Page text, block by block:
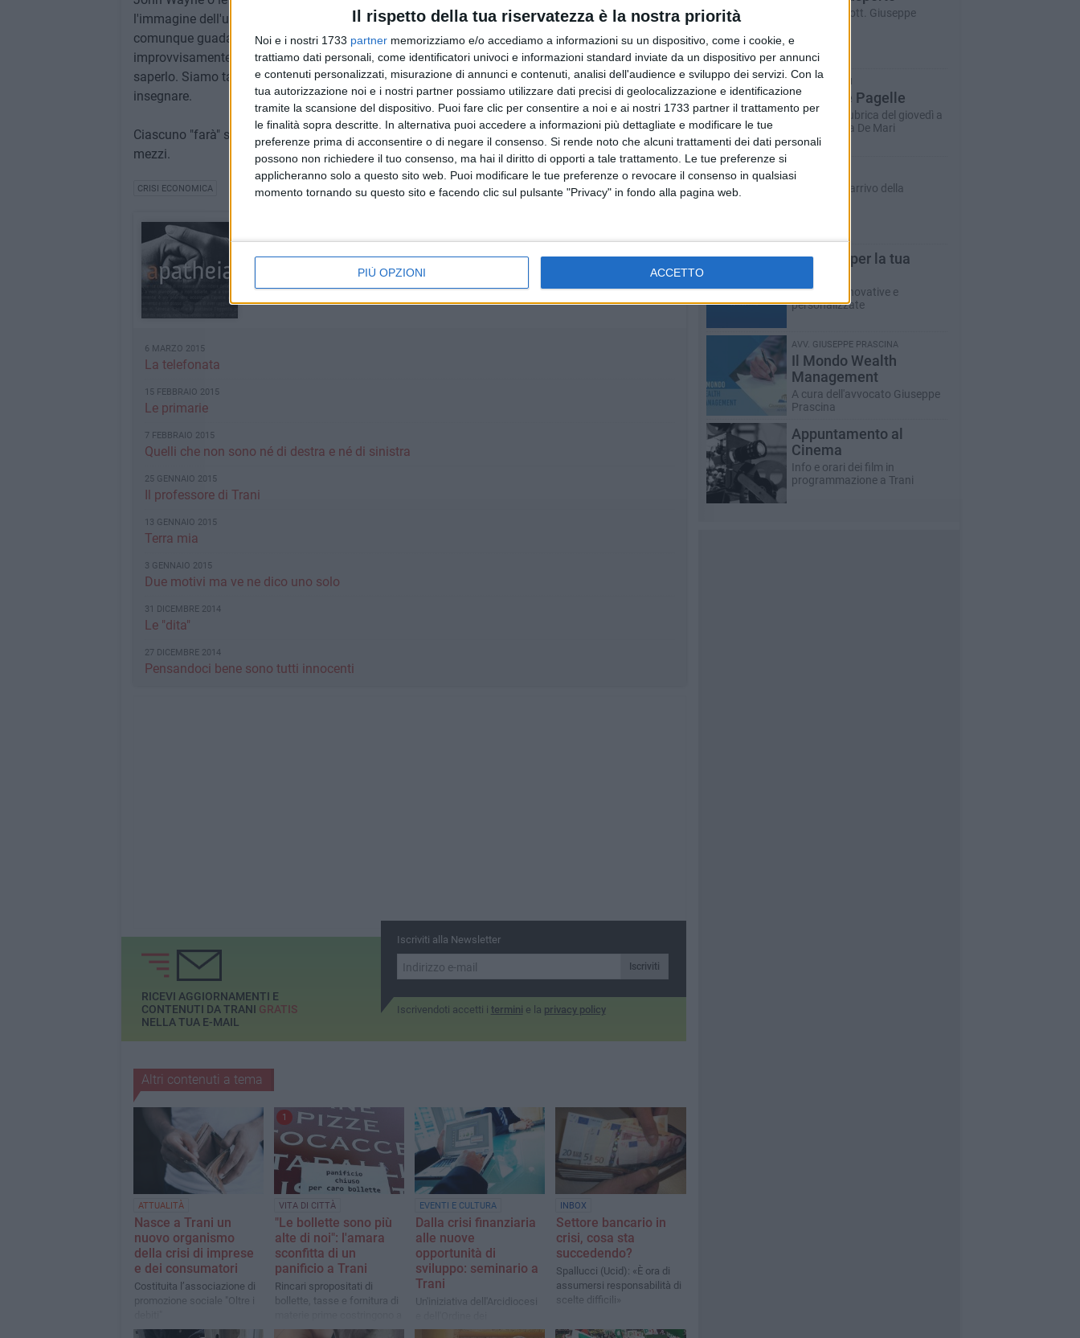
Il rispetto della tua riservatezza è la nostra priorità
Noi e i nostri 1733 partner memorizziamo e/o accediamo a informazioni su un dispositivo, come i cookie, e
trattiamo dati personali, come identificatori univoci e informazioni standard inviate da un dispositivo per annunci
e contenuti personalizzati, misurazione di annunci e contenuti, analisi dell'audience e sviluppo dei servizi. Con la
tua autorizzazione noi e i nostri partner possiamo utilizzare dati precisi di geolocalizzazione e identificazione
tramite la scansione del dispositivo. Puoi fare clic per consentire a noi e ai nostri 1733 partner il trattamento per
le finalità sopra descritte. In alternativa puoi accedere a informazioni più dettagliate e modificare le tue
preferenze prima di acconsentire o di negare il consenso. Si rende noto che alcuni trattamenti dei dati personali
possono non richiedere il tuo consenso, ma hai il diritto di opporti a tale trattamento. Le tue preferenze si
applicheranno solo a questo sito web. Puoi modificare le tue preferenze o revocare il consenso in qualsiasi
momento tornando su questo sito e facendo clic sul pulsante "Privacy" in fondo alla pagina web.
PIÙ OPZIONI ACCETTO
l'immagine dell'uomo morente di tumore sulle sigarette non conviene perché le sigarette fanno
comunque guadagnare tanto ed è meglio tassarle per guadagnare di più, tanto qualcuno muore
improvvisamente senza gravare sulla spesa sanitaria e senza sperpero di denaro pubblico. Senza
saperlo. Siamo tanti, troppi sulla terra e conviene tassare più che educare, punire più che
insegnare.
Ciascuno "farà" secondo le proprie capacità, mentre a ciascuno "bisognerà dirgli" secondo i propri
mezzi.
CRISI ECONOMICA
La rubrica di Rino Negrogno
6 MARZO 2015
La telefonata
15 FEBBRAIO 2015
Le primarie
7 FEBBRAIO 2015
Quelli che non sono né di destra e né di sinistra
25 GENNAIO 2015
Il professore di Trani
13 GENNAIO 2015
Terra mia
3 GENNAIO 2015
Due motivi ma ve ne dico uno solo
31 DICEMBRE 2014
Le "dita"
27 DICEMBRE 2014
Pensandoci bene sono tutti innocenti
Iscriviti alla Newsletter
Iscriviti
Iscrivendoti accetti i termini e la privacy policy
RICEVI AGGIORNAMENTI E
CONTENUTI DA TRANI GRATIS
NELLA TUA E-MAIL
Altri contenuti a tema
ATTUALITÀ
Nasce a Trani un
nuovo organismo
della crisi di imprese
e dei consumatori
Costituita l’associazione di
promozione sociale "Oltre i
1
VITA DI CITTÀ
"Le bollette sono più
alte di noi": l'amara
sconfitta di un
panificio a Trani
Rincari spropositati di
bollette, tasse e fornitura di
abbassare la saracinesca
EVENTI E CULTURA
Dalla crisi finanziaria
alle nuove
opportunità di
sviluppo: seminario a
Trani
Un'iniziativa dell'Arcidiocesi
commercialisti
INBOX
Settore bancario in
crisi, cosa sta
succedendo?
Spallucci (Ucid): «È ora di
assumersi responsabilità di
scelte difficili»
A cura del dott. Giuseppe
LUCIA DE MARI
Le Nuove Pagelle
La storica rubrica del giovedì a
cura di Lucia De Mari
Inbox
La posta in arrivo della
T-innova per la tua
Soluzioni innovative e
personalizzate
AVV. GIUSEPPE PRASCINA
Il Mondo Wealth
Management
A cura dell'avvocato Giuseppe
Prascina
Appuntamento al
Cinema
Info e orari dei film in
programmazione a Trani